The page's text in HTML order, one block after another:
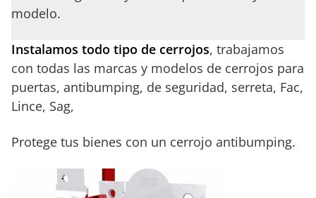
modelo.
Instalamos todo tipo de cerrojos, trabajamos
con todas las marcas y modelos de cerrojos para
puertas, antibumping, de seguridad, serreta, Fac,
Lince, Sag,
Protege tus bienes con un cerrojo antibumping.